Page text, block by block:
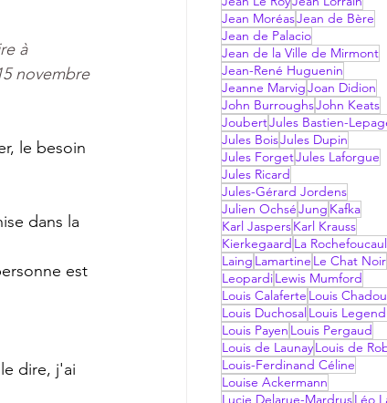
à
novembre
le besoin
dans la
est
dire, j'ai
Jean MoréasJean de Bère
Jean de Palacio
Jean de la Ville de Mirmont
Jean-René Huguenin
Jeanne MarvigJoan Didion
John BurroughsJohn Keats
JoubertJules Bastien-
Jules BoisJules Dupin
Jules ForgetJules Laforgue
Jules Ricard
Jules-Gérard Jordens
Julien OchséJung Kafka
Karl JaspersKarl Krauss
Kierkegaard La
Laing Lamartine Le Chat Noir
LeopardiLewis Mumford
Louis Calaferte Louis
Louis Duchosal Louis
Louis Payen Louis Pergaud
Louis de LaunayLouis de
Louis-Ferdinand Céline
Louise Ackermann